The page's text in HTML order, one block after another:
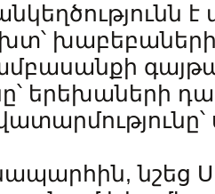
բամբասանքի
երեխաների
նշեց